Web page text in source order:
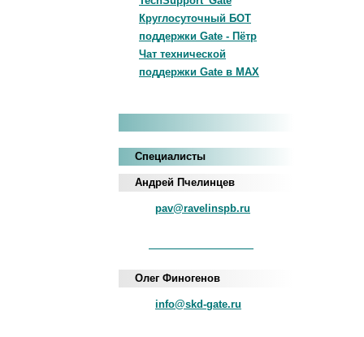
Круглосуточный БОТ
поддержки Gate - Пётр
Чат технической
поддержки Gate в MAX
Специалисты
Андрей Пчелинцев
pav@ravelinspb.ru
Олег Финогенов
info@skd-gate.ru